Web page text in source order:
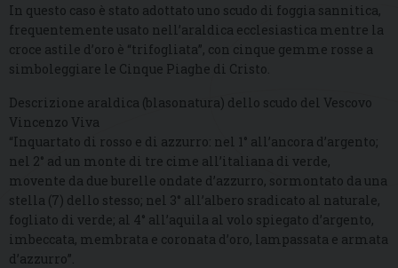
In questo caso è stato adottato uno scudo di foggia sannitica,
frequentemente usato nell’araldica ecclesiastica mentre la
croce astile d’oro è “trifogliata”, con cinque gemme rosse a
simboleggiare le Cinque Piaghe di Cristo.
Descrizione araldica (blasonatura) dello scudo del Vescovo
Vincenzo Viva
“Inquartato di rosso e di azzurro: nel 1° all’ancora d’argento;
nel 2° ad un monte di tre cime all’italiana di verde,
movente da due burelle ondate d’azzurro, sormontato da una
stella (7) dello stesso; nel 3° all’albero sradicato al naturale,
fogliato di verde; al 4° all’aquila al volo spiegato d’argento,
imbeccata, membrata e coronata d’oro, lampassata e armata
d’azzurro”.